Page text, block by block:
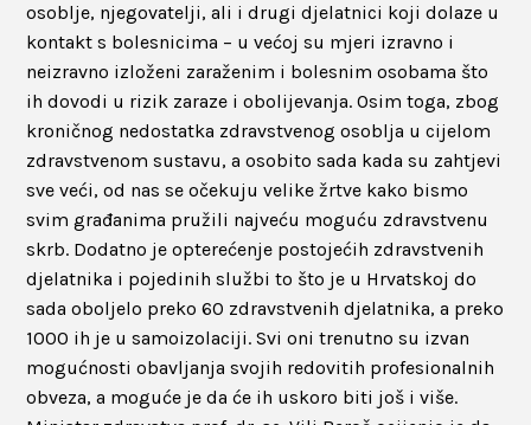
osoblje, njegovatelji, ali i drugi djelatnici koji dolaze u
kontakt s bolesnicima – u većoj su mjeri izravno i
neizravno izloženi zaraženim i bolesnim osobama što
ih dovodi u rizik zaraze i obolijevanja. Osim toga, zbog
kroničnog nedostatka zdravstvenog osoblja u cijelom
zdravstvenom sustavu, a osobito sada kada su zahtjevi
sve veći, od nas se očekuju velike žrtve kako bismo
svim građanima pružili najveću moguću zdravstvenu
skrb. Dodatno je opterećenje postojećih zdravstvenih
djelatnika i pojedinih službi to što je u Hrvatskoj do
sada oboljelo preko 60 zdravstvenih djelatnika, a preko
1000 ih je u samoizolaciji. Svi oni trenutno su izvan
mogućnosti obavljanja svojih redovitih profesionalnih
obveza, a moguće je da će ih uskoro biti još i više.